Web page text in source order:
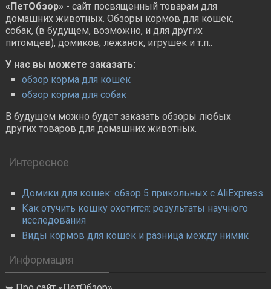
«ПетОбзор»- сайт посвященный товарам для
домашних животных. Обзоры кормов для кошек,
собак, (в будущем, возможно, и для других
питомцев), домиков, лежанок, игрушек и т.п..
У нас вы можете заказать:
обзор корма для кошек
обзор корма для собак
В будущем можно будет заказать обзоры любых
других товаров для домашних животных.
Интересное
Домики для кошек: обзор 5 прикольных с AliExpress
Как отучить кошку охотится: результаты научного
исследования
Виды кормов для кошек и разница между нимик
Информация